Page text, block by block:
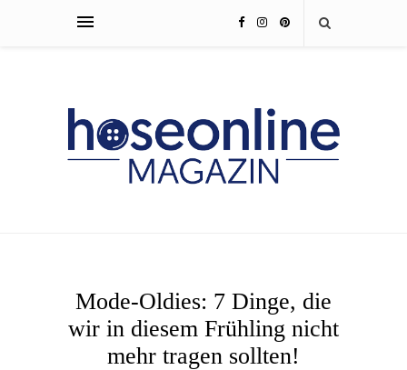
Mode-Oldies: 7 Dinge, die
wir in diesem Frühling nicht
mehr tragen sollten!